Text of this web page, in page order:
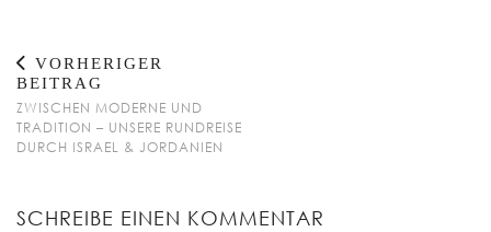
VORHERIGER
BEITRAG
ZWISCHEN MODERNE UND
TRADITION – UNSERE RUNDREISE
DURCH ISRAEL & JORDANIEN
SCHREIBE EINEN KOMMENTAR